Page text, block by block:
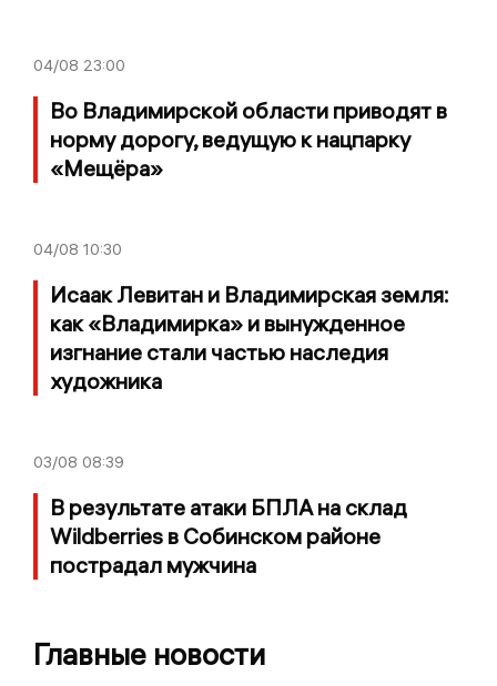
04/08 23:00
Во Владимирской области приводят в
норму дорогу, ведущую к нацпарку
«Мещёра»
04/08 10:30
Исаак Левитан и Владимирская земля:
как «Владимирка» и вынужденное
изгнание стали частью наследия
художника
03/08 08:39
В результате атаки БПЛА на склад
Wildberries в Собинском районе
пострадал мужчина
Главные новости